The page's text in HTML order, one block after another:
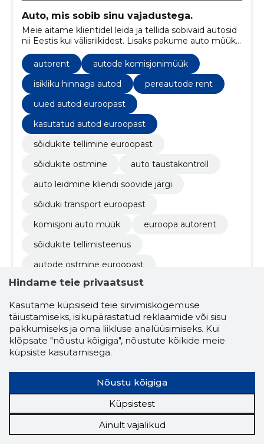
Auto, mis sobib sinu vajadustega.
Meie aitame klientidel leida ja tellida sobivaid autosid
nii Eestis kui välisriikidest. Lisaks pakume auto müüki,
protsessi kliendile mugavaks ja lihtsaks.
autorent
autode komisjonimüük
isikliku hinnaga autod
pereautode rent
uued autod euroopast
kasutatud autod euroopast
sõidukite tellimine euroopast
sõidukite ostmine
auto taustakontroll
auto leidmine kliendi soovide järgi
sõiduki transport euroopast
komisjoni auto müük
euroopa autorent
sõidukite tellimisteenus
autode ostmine euroopast
auto ajaloo kontrollimine
kohandatud auto otsing
sõidukite transport euroopast
kasutatud ja uute autode tellimine
konkurentsivõimelised komisjonitasud
liisingu ja finantseerimise abi
tehniline ja visuaalne auto ülevaatus
Hindame teie privaatsust
Kasutame küpsiseid teie sirvimiskogemuse
täiustamiseks, isikupärastatud reklaamide või sisu
pakkumiseks ja oma liikluse analüüsimiseks. Kui
klõpsate "nõustu kõigiga", nõustute kõikide meie
küpsiste kasutamisega.
Nõustu kõigiga
Küpsistest
Ainult vajalikud